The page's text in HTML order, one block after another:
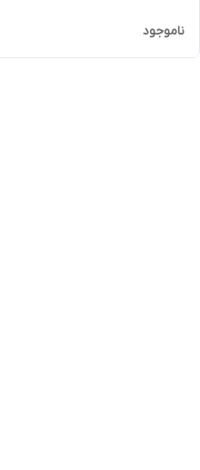
ناموجود